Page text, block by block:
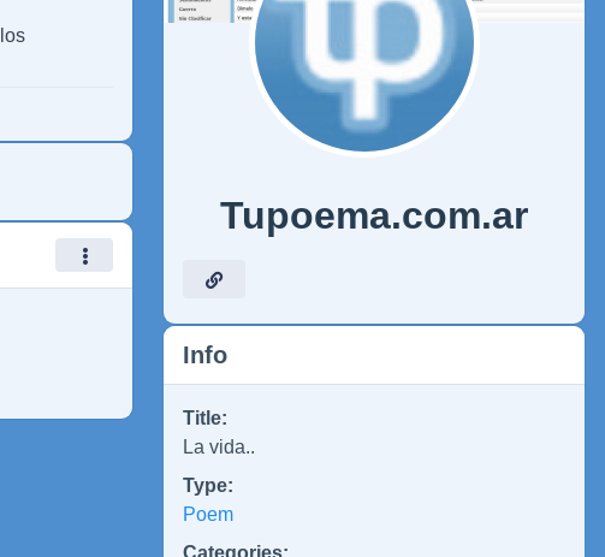
Tupoema.com.ar
Info
Title:
La vida..
Type:
Poem